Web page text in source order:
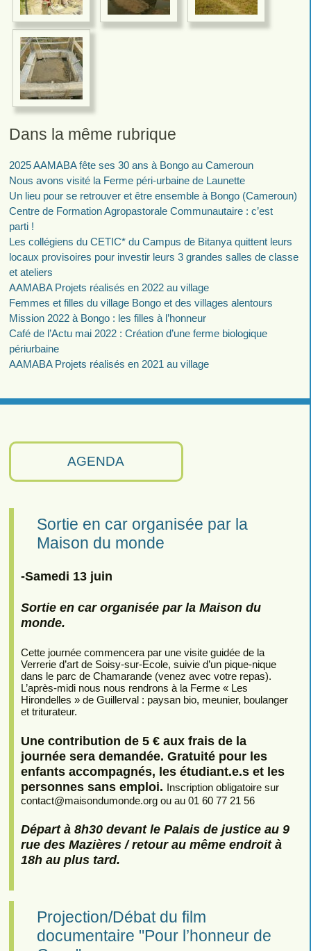
AGENDA
Sortie en car organisée par la
Maison du monde
-Samedi 13 juin
Sortie en car organisée par la Maison du
monde.
Cette journée commencera par une visite guidée de la
Verrerie d’art de Soisy-sur-Ecole, suivie d’un pique-nique
dans le parc de Chamarande (venez avec votre repas).
L’après-midi nous nous rendrons à la Ferme « Les
Hirondelles » de Guillerval : paysan bio, meunier, boulanger
et triturateur.
Une contribution de 5 € aux frais de la
journée sera demandée. Gratuité pour les
enfants accompagnés, les étudiant.e.s et les
personnes sans emploi. Inscription obligatoire sur
contact@maisondumonde.org ou au 01 60 77 21 56
Départ à 8h30 devant le Palais de justice au 9
rue des Mazières / retour au même endroit à
18h au plus tard.
Projection/Débat du film
documentaire "Pour l’honneur de
Dans la même rubrique
2025 AAMABA fête ses 30 ans à Bongo au Cameroun
Nous avons visité la Ferme péri-urbaine de Launette
Un lieu pour se retrouver et être ensemble à Bongo (Cameroun)
Centre de Formation Agropastorale Communautaire : c’est
parti !
Les collégiens du CETIC* du Campus de Bitanya quittent leurs
locaux provisoires pour investir leurs 3 grandes salles de classe
et ateliers
AAMABA Projets réalisés en 2022 au village
Femmes et filles du village Bongo et des villages alentours
Mission 2022 à Bongo : les filles à l’honneur
Café de l’Actu mai 2022 : Création d’une ferme biologique
périurbaine
AAMABA Projets réalisés en 2021 au village